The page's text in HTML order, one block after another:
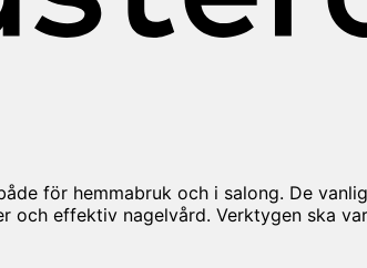
för hemmabruk och i salong. De
effektiv nagelvård. Verktygen ska